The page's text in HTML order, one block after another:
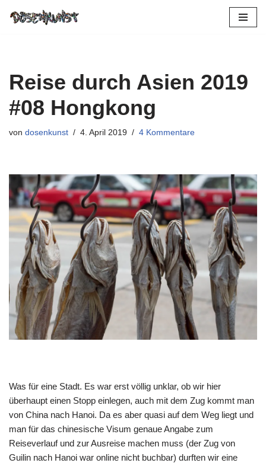
Reise durch Asien 2019
#08 Hongkong
von dosenkunst 4. April 2019 4 Kommentare
Was für eine Stadt. Es war erst völlig unklar, ob wir hier
überhaupt einen Stopp einlegen, auch mit dem Zug kommt man
von China nach Hanoi. Da es aber quasi auf dem Weg liegt und
man für das chinesische Visum genaue Angabe zum
Reiseverlauf und zur Ausreise machen muss (der Zug von
Guilin nach Hanoi war online nicht buchbar) durften wir eine